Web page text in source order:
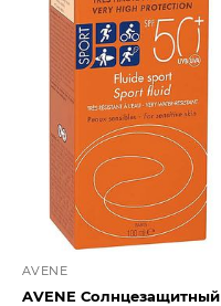
AVENE
AVENE Солнцезащитный